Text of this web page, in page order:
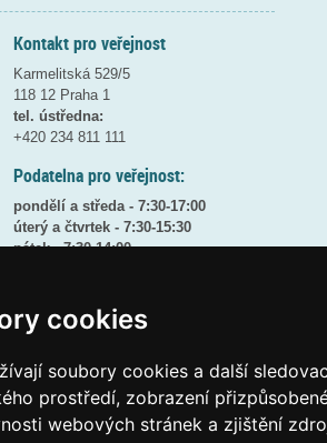
cookies
soubory cookies a další
prostředí, zobrazení
webových stránek a zjištění
Kontakt pro veřejnost
Karmelitská 529/5
118 12 Praha 1
tel. ústředna:
+420 234 811 111
Podatelna pro veřejnost:
pondělí a středa - 7:30-17:00
úterý a čtvrtek - 7:30-15:30
pátek - 7:30-14:00
(více informacíZDE)
posta@msmtgovcz
ID datové schránky: vidaawt